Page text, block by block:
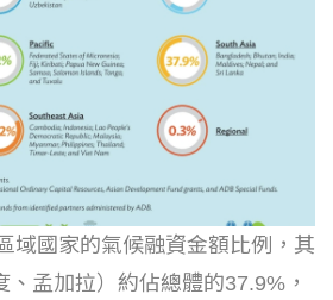
域國家的氣候融資金額比例，其
孟加拉）約佔總體的37.9%，